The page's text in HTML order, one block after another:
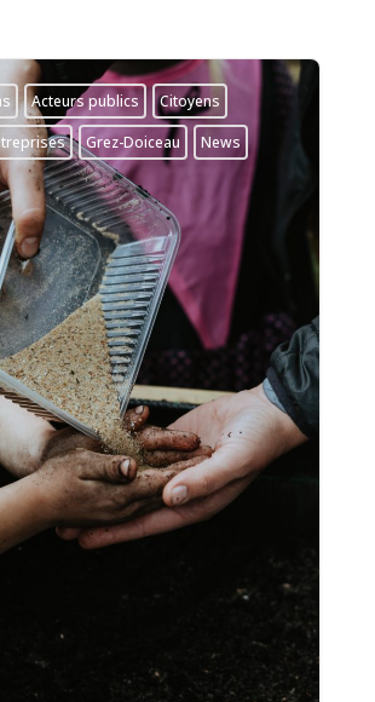
Acteurs publics
Citoyens
Grez-Doiceau News